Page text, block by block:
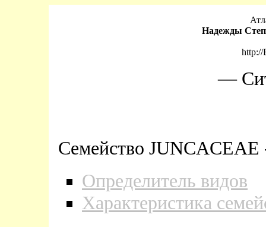
Надежды
http://
—
Семейство
Определитель видов
Характеристика